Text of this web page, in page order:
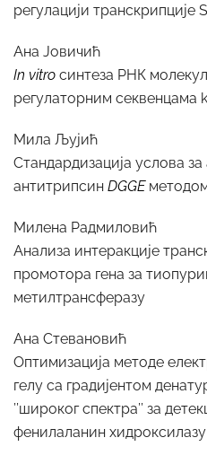
регулацији транскрипције
Ана Јовичић
In vitro синтеза РНК
регулаторним секвенцама
Мила Љујић
Стандардизација услова
антитрипсин DGGE
Милена Радмиловић
Анализа интеракције
промотора гена за
метилтрансферазу
Ана Стевановић
Оптимизација методе
гелу са градијентом
’’широког спектра’’ за
фенилаланин хидроксилазу